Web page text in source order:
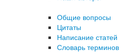
Общие вопросы
Цитаты
Написание статей
Словарь терминов